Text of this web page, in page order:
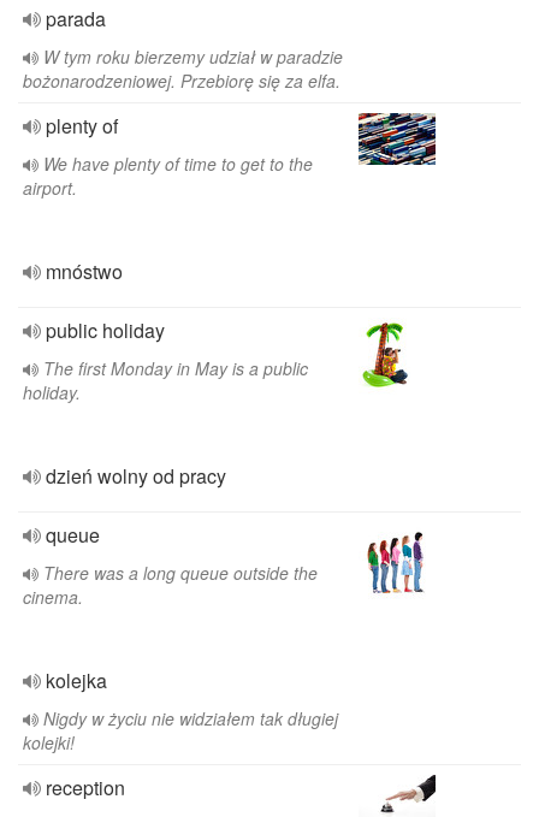
parada
W tym roku bierzemy udział w paradzie
bożonarodzeniowej. Przebiorę się za elfa.
plenty of
We have plenty of time to get to the
airport.
mnóstwo
public holiday
The first Monday in May is a public
holiday.
dzień wolny od pracy
queue
There was a long queue outside the
cinema.
kolejka
Nigdy w życiu nie widziałem tak długiej
kolejki!
reception